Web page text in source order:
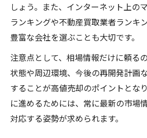
しょう。また、インターネット上の
ランキングや不動産買取業者ランキ
豊富な会社を選ぶことも大切です。
注意点として、相場情報だけに頼る
状態や周辺環境、今後の再開発計画
することが高値売却のポイントとな
に進めるためには、常に最新の市場
対応する姿勢が求められます。